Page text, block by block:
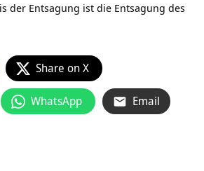
der Entsagung ist die Entsagung des
Share on X
WhatsApp Email